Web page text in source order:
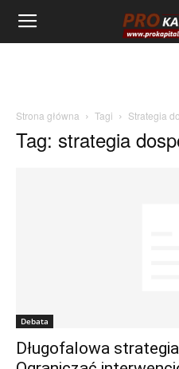
Strona główna Tagi Strategia
Tag: strategia
Debata
Długofalowa